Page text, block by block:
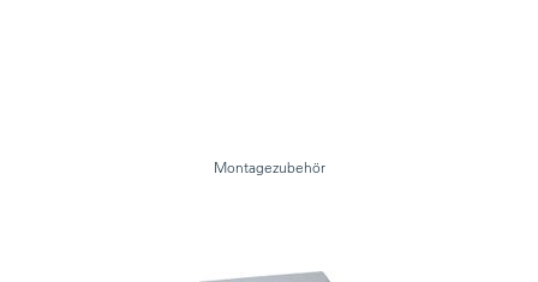
Montagezubehör